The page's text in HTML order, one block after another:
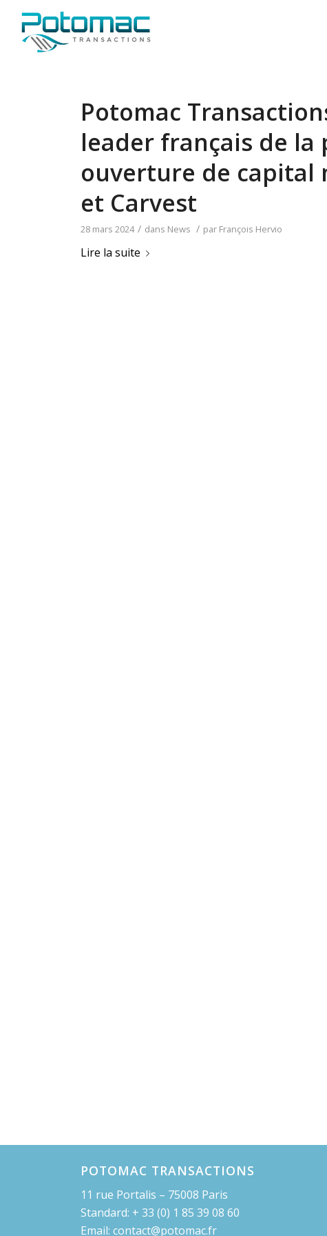
Potomac
leader français de la
ouverture de capital
et Carvest
28 mars 2024 / dans News / par François Hervio
Lire la suite
POTOMAC TRANSACTIONS
11 rue Portalis – 75008 Paris
Standard: + 33 (0) 1 85 39 08 60
Email: contact@potomac.fr